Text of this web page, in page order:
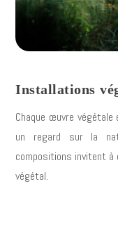
Installations
Chaque œuvre
un regard sur la
compositions invitent à
végétal.